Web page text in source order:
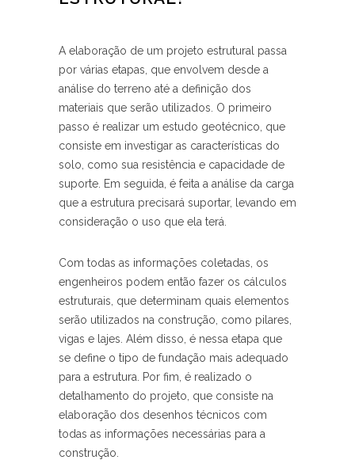
A elaboração de um projeto estrutural passa
por várias etapas, que envolvem desde ‍a
análise do terreno até a definição⁤ dos
materiais que serão utilizados. O ‍primeiro
passo ‌é realizar ​um estudo geotécnico, que
consiste em investigar as características do
solo, ⁢como sua resistência e capacidade de
suporte. Em seguida, é feita a análise da carga
que a estrutura precisará‍ suportar, levando em
consideração o uso ⁢que ela terá.
Com todas as informações coletadas, os
engenheiros podem então fazer os cálculos
estruturais, que determinam quais elementos
serão utilizados na construção, como ​pilares,
‌vigas‍ e lajes. Além disso, é nessa etapa que
se define o tipo de fundação mais adequado
para a ⁢estrutura. Por fim, é realizado o
detalhamento do projeto, que consiste na
elaboração dos desenhos técnicos com
todas as informações⁣ necessárias para a
construção.